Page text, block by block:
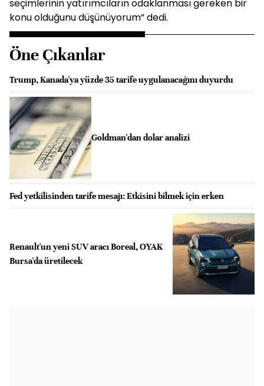
seçimlerinin yatırımcıların odaklanması gereken bir
konu olduğunu düşünüyorum” dedi.
Öne Çıkanlar
Trump, Kanada'ya yüzde 35 tarife uygulanacağını duyurdu
Goldman'dan dolar analizi
Fed yetkilisinden tarife mesajı: Etkisini bilmek için erken
Renault'un yeni SUV aracı Boreal, OYAK
Bursa'da üretilecek